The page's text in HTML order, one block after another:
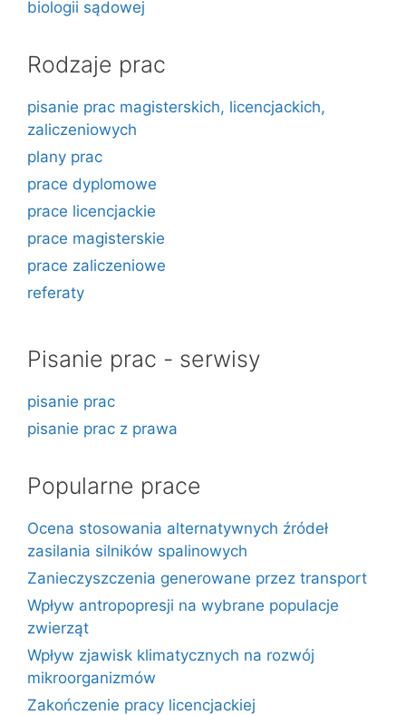
biologii sądowej
Rodzaje prac
pisanie prac magisterskich, licencjackich,
zaliczeniowych
plany prac
prace dyplomowe
prace licencjackie
prace magisterskie
prace zaliczeniowe
referaty
Pisanie prac - serwisy
pisanie prac
pisanie prac z prawa
Popularne prace
Ocena stosowania alternatywnych źródeł
zasilania silników spalinowych
Zanieczyszczenia generowane przez transport
Wpływ antropopresji na wybrane populacje
zwierząt
Wpływ zjawisk klimatycznych na rozwój
mikroorganizmów
Zakończenie pracy licencjackiej